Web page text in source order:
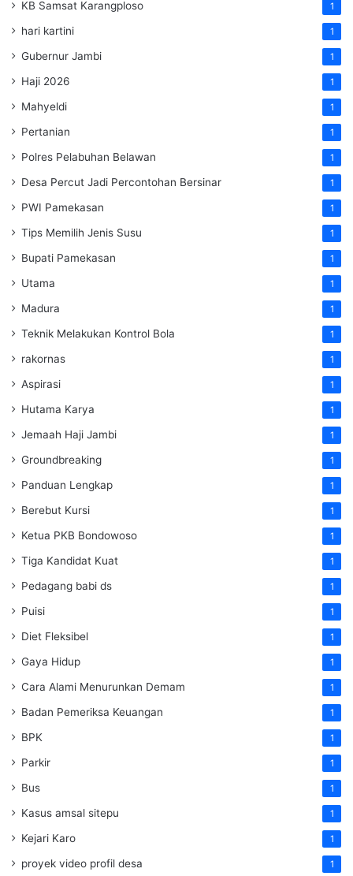
KB Samsat Karangploso 1
hari kartini 1
Gubernur Jambi 1
Haji 2026 1
Mahyeldi 1
Pertanian 1
Polres Pelabuhan Belawan 1
Desa Percut Jadi Percontohan Bersinar 1
PWI Pamekasan 1
Tips Memilih Jenis Susu 1
Bupati Pamekasan 1
Utama 1
Madura 1
Teknik Melakukan Kontrol Bola 1
rakornas 1
Aspirasi 1
Hutama Karya 1
Jemaah Haji Jambi 1
Groundbreaking 1
Panduan Lengkap 1
Berebut Kursi 1
Ketua PKB Bondowoso 1
Tiga Kandidat Kuat 1
Pedagang babi ds 1
Puisi 1
Diet Fleksibel 1
Gaya Hidup 1
Cara Alami Menurunkan Demam 1
Badan Pemeriksa Keuangan 1
BPK 1
Parkir 1
Bus 1
Kasus amsal sitepu 1
Kejari Karo 1
proyek video profil desa 1